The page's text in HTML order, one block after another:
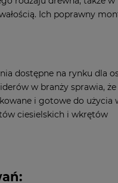
Ich poprawny
dostępne na rynku dla
w branży sprawia, że
i gotowe do użycia
ciesielskich i wkrętów